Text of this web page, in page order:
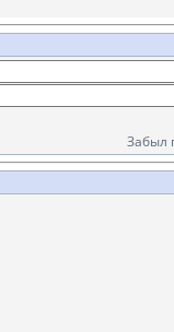
Забыл